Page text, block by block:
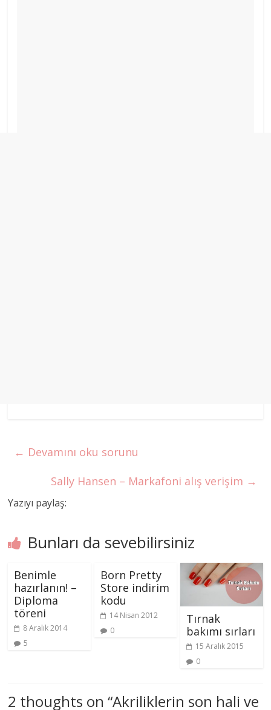
← Devamını oku sorunu
Sally Hansen – Markafoni alış verişim →
Yazıyı paylaş:
Bunları da sevebilirsiniz
Benimle
hazırlanın! –
Diploma
töreni
8 Aralık 2014
5
Born Pretty
Store indirim
kodu
14 Nisan 2012
0
Tırnak
bakımı sırları
15 Aralık 2015
0
2 thoughts on “Akriliklerin son hali ve